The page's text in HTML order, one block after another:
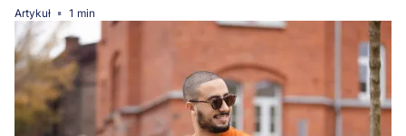
Artykuł 1 min